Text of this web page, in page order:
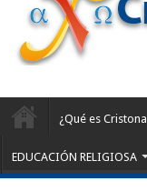
¿Qué es
EDUCACIÓN RELIGIOSA